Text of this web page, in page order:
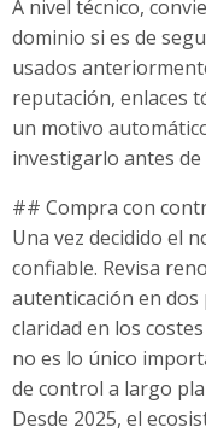
A nivel técnico,
dominio si es de
usados
reputación, enlaces
un motivo
investigarlo antes de
## Compra con
Una vez decidido el
confiable. Revisa
autenticación en dos
claridad en los
no es lo único
de control a largo
Desde 2025, el